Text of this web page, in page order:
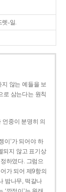
렛-일.
않는 예들을 보
로 삼는다는 원칙
언중이 분명히 의
이’가 되어야 하
되지 않고 표기상
하였다. 그럼으
가 되어 제9항의
밤나무, 떡갈나